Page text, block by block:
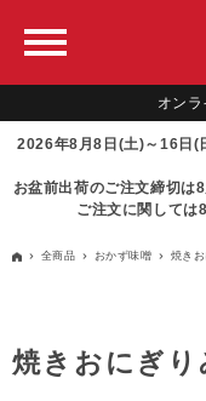
オン
2026年8月8日(土)～16日(
お盆前出荷のご注文締切は
ご注文に関しては
全商品 おかず味噌 焼き
焼きおにぎ